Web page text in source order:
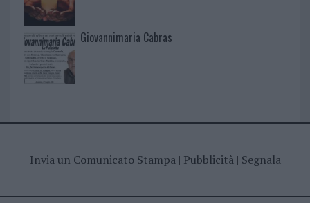
Giovannimaria Cabras
Invia un Comunicato Stampa| Pubblicità| Segnala